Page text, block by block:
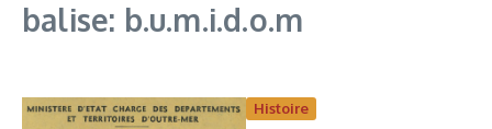
balise: b.u.m.i.d.o.m
Histoire